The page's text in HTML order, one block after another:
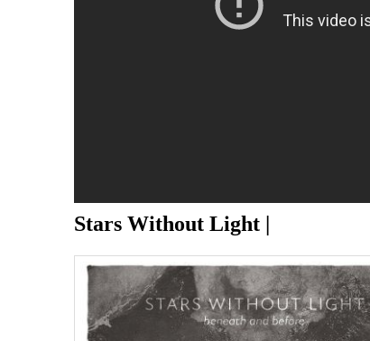
Stars Without Light |